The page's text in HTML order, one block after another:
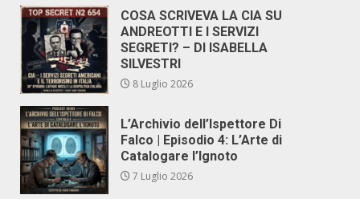
COSA SCRIVEVA LA CIA SU
ANDREOTTI E I SERVIZI
SEGRETI? – DI ISABELLA
SILVESTRI
8 Luglio 2026
L’Archivio dell’Ispettore Di
Falco | Episodio 4: L’Arte di
Catalogare l’Ignoto
7 Luglio 2026